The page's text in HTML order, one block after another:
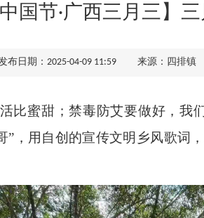
便民
利企
中国节·广西三月三】
布日期：2025-04-09 11:59 来源：四排镇
比蜜甜；禁毒防艾要做好，
”，用自创的宣传文明乡风歌词